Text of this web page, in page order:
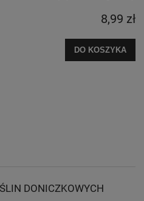
8,99 zł
DO KOSZYKA
DONICZKOWYCH